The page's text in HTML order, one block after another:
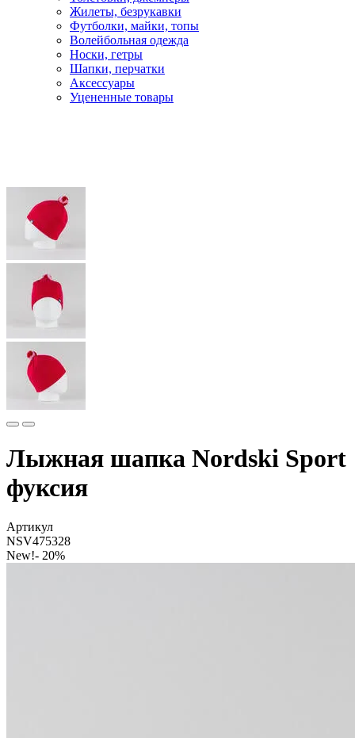
Жилеты, безрукавки
Футболки, майки, топы
Волейбольная одежда
Носки, гетры
Шапки, перчатки
Аксессуары
Уцененные товары
Лыжная шапка Nordski Sport
фуксия
Артикул
NSV475328
New!- 20%